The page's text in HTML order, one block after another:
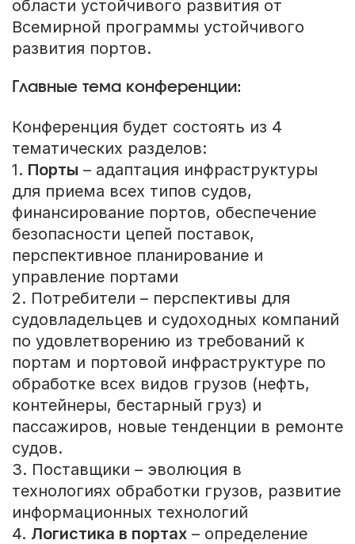
области устойчивого развития от
Всемирной программы устойчивого
развития портов.
Главные тема конференции:
Конференция будет состоять из 4
тематических разделов:
1. Порты – адаптация инфраструктуры
для приема всех типов судов,
финансирование портов, обеспечение
безопасности цепей поставок,
перспективное планирование и
управление портами
2. Потребители – перспективы для
судовладельцев и судоходных компаний
по удовлетворению из требований к
портам и портовой инфраструктуре по
обработке всех видов грузов (нефть,
контейнеры, бестарный груз) и
пассажиров, новые тенденции в ремонте
судов.
3. Поставщики – эволюция в
технологиях обработки грузов, развитие
информационных технологий
4. Логистика в портах– определение